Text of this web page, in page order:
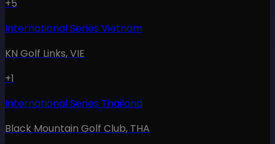
+5
International Series Vietnam
KN Golf Links,VIE
+1
International Series Thailand
Black Mountain Golf Club, THA